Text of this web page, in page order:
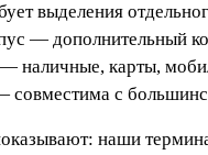
выделения
— дополнительный
наличные, карты,
с
наши